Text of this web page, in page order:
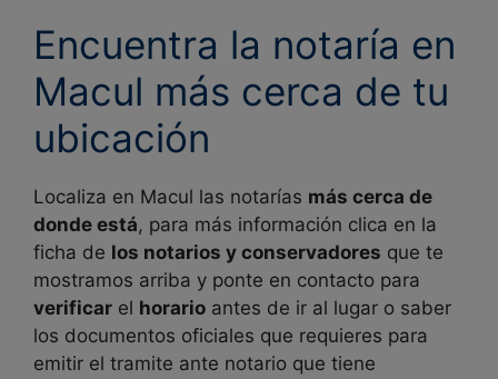
Encuentra la notaría en
Macul más cerca de tu
ubicación
Localiza en Macul las notarías más cerca de
donde está, para más información clica en la
ficha de los notarios y conservadores que te
mostramos arriba y ponte en contacto para
verificar el horario antes de ir al lugar o saber
los documentos oficiales que requieres para
emitir el tramite ante notario que tiene